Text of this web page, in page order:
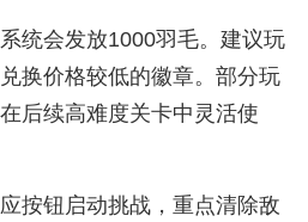
统会发放1000羽毛。建议玩
换价格较低的徽章。部分玩
后续高难度关卡中灵活使
按钮启动挑战，重点清除敌